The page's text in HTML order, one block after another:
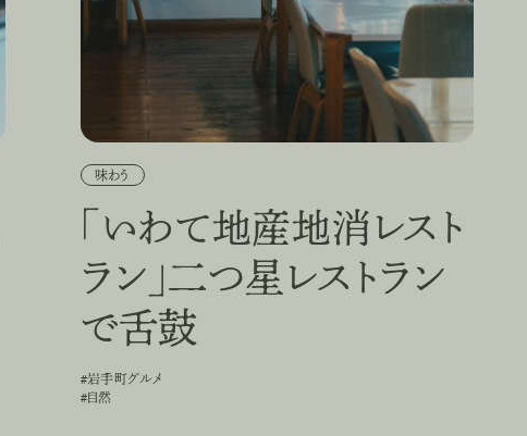
味わう
「いわて地産地消レスト
ラン」二つ星レストラン
で舌鼓
#岩手町グルメ
#岩手町グルメ
#自然
#自然